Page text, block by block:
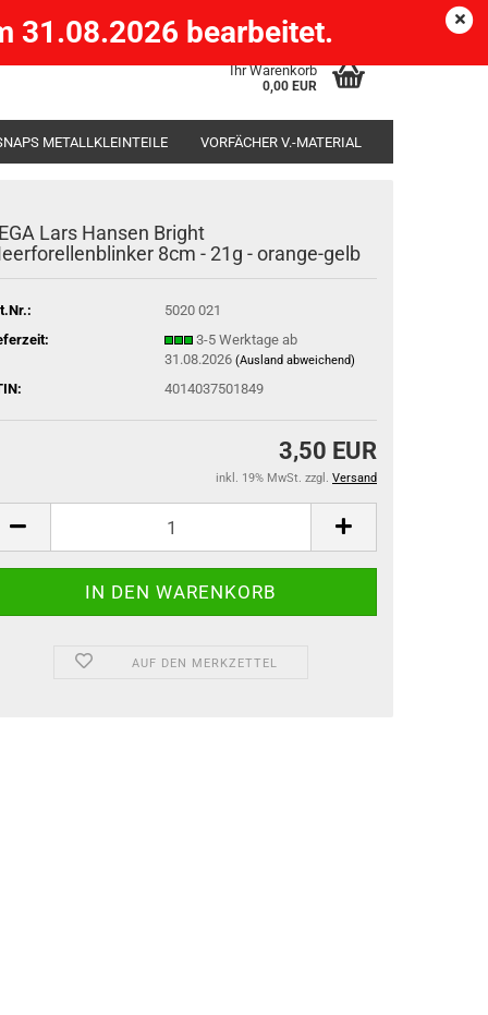
) Kundenlogin
Ihr Warenkorb
0,00 EUR
31.08.2026 bearbeitet.
METALLKLEINTEILE VORFÄCHER V.-MATERIAL
Lars Hansen Bright
8cm - 21g - orange-gelb
5020 021
3-5 Werktage ab
31.08.2026 (Ausland abweichend)
4014037501849
3,50 EUR
inkl. 19% MwSt. zzgl. Versand
AUF DEN MERKZETTEL